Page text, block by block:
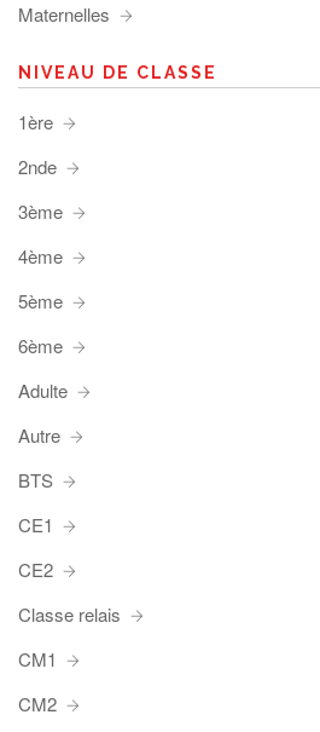
Maternelles
NIVEAU DE CLASSE
1ère
2nde
3ème
4ème
5ème
6ème
Adulte
Autre
BTS
CE1
CE2
Classe relais
CM1
CM2